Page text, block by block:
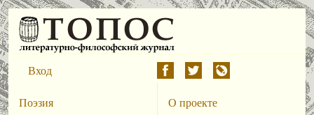
Вход
Поэзия
О проекте